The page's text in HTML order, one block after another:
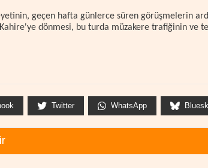
geçen hafta günlerce süren görüşmelerin
dönmesi, bu turda müzakere trafiğinin ve
Twitter WhatsApp